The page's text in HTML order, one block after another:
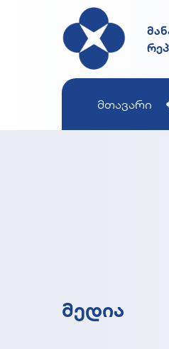
მთავარი
ᲛᲔᲓᲘᲐ